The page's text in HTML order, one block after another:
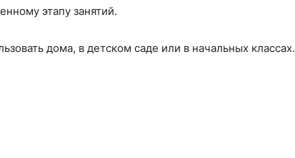
этапу занятий.
дома, в детском саде или в начальных классах.